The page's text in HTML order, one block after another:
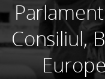
Consiliul,